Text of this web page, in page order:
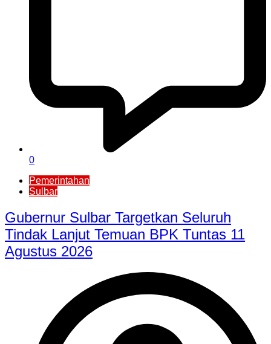
0
Pemerintahan
Sulbar
Gubernur Sulbar Targetkan Seluruh
Tindak Lanjut Temuan BPK Tuntas 11
Agustus 2026